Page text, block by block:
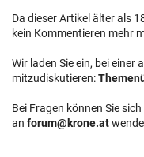
Da dieser Artikel älter als
kein Kommentieren mehr
Wir laden Sie ein, bei
mitzudiskutieren:
Bei Fragen können Sie
an forum@krone.at